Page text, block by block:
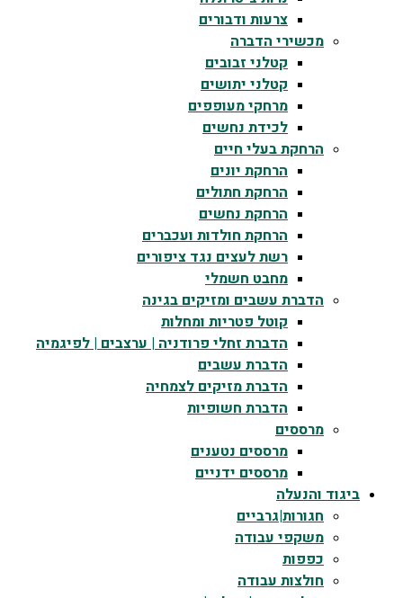
צרעות ודבורים
מכשירי הדברה
קטלני זבובים
קטלני יתושים
מרחקי מעופפים
לכידת נחשים
הרחקת בעלי חיים
הרחקת יונים
הרחקת חתולים
הרחקת נחשים
הרחקת חולדות ועכברים
רשת לעצים נגד ציפורים
מחבט חשמלי
הדברת עשבים ומזיקים בגינה
קוטל פטריות ומחלות
הדברת זחלי פרודניה | ערצבים | לפיגמיה
הדברת עשבים
הדברת מזיקים לצמחיה
הדברת חשופיות
מרססים
מרססים נטענים
מרססים ידניים
ביגוד והנעלה
חגורות|גרביים
משקפי עבודה
כפפות
חולצות עבודה